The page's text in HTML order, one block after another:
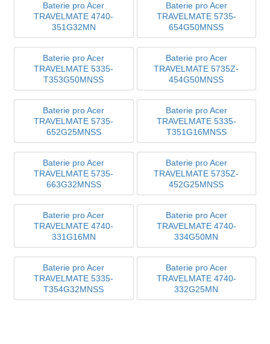
Baterie pro Acer
TRAVELMATE 4740-
351G32MN
Baterie pro Acer
TRAVELMATE 5735-
654G50MNSS
Baterie pro Acer
TRAVELMATE 5335-
T353G50MNSS
Baterie pro Acer
TRAVELMATE 5735Z-
454G50MNSS
Baterie pro Acer
TRAVELMATE 5735-
652G25MNSS
Baterie pro Acer
TRAVELMATE 5335-
T351G16MNSS
Baterie pro Acer
TRAVELMATE 5735-
663G32MNSS
Baterie pro Acer
TRAVELMATE 5735Z-
452G25MNSS
Baterie pro Acer
TRAVELMATE 4740-
331G16MN
Baterie pro Acer
TRAVELMATE 4740-
334G50MN
Baterie pro Acer
TRAVELMATE 5335-
T354G32MNSS
Baterie pro Acer
TRAVELMATE 4740-
332G25MN